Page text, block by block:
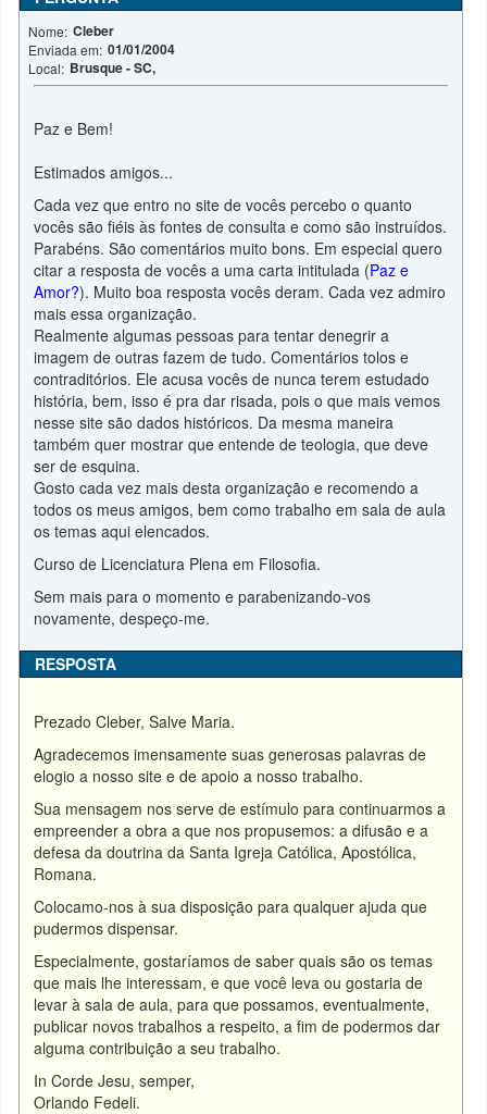
Nome: Cleber
Enviada em: 01/01/2004
Local: Brusque - SC,
Paz e Bem!
Estimados amigos...
Cada vez que entro no site de vocês percebo o quanto
vocês são fiéis às fontes de consulta e como são instruídos.
Parabéns. São comentários muito bons. Em especial quero
citar a resposta de vocês a uma carta intitulada (Paz e
Amor?). Muito boa resposta vocês deram. Cada vez admiro
mais essa organização.
Realmente algumas pessoas para tentar denegrir a
imagem de outras fazem de tudo. Comentários tolos e
contraditórios. Ele acusa vocês de nunca terem estudado
história, bem, isso é pra dar risada, pois o que mais vemos
nesse site são dados históricos. Da mesma maneira
também quer mostrar que entende de teologia, que deve
ser de esquina.
Gosto cada vez mais desta organização e recomendo a
todos os meus amigos, bem como trabalho em sala de aula
os temas aqui elencados.
Curso de Licenciatura Plena em Filosofia.
Sem mais para o momento e parabenizando-vos
novamente, despeço-me.
RESPOSTA
Prezado Cleber, Salve Maria.
Agradecemos imensamente suas generosas palavras de
elogio a nosso site e de apoio a nosso trabalho.
Sua mensagem nos serve de estímulo para continuarmos a
empreender a obra a que nos propusemos: a difusão e a
defesa da doutrina da Santa Igreja Católica, Apostólica,
Romana.
Colocamo-nos à sua disposição para qualquer ajuda que
pudermos dispensar.
Especialmente, gostaríamos de saber quais são os temas
que mais lhe interessam, e que você leva ou gostaria de
levar à sala de aula, para que possamos, eventualmente,
publicar novos trabalhos a respeito, a fim de podermos dar
alguma contribuição a seu trabalho.
In Corde Jesu, semper,
Orlando Fedeli.